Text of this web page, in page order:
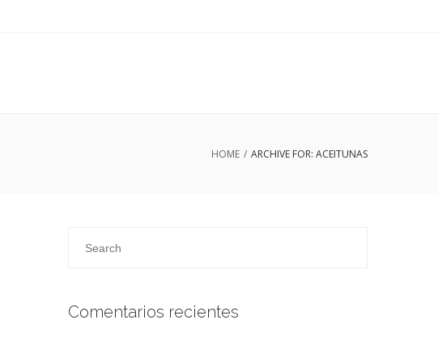
HOME / ARCHIVE FOR: ACEITUNAS
Comentarios recientes